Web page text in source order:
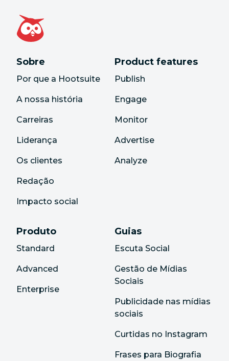
Sobre
Por que a Hootsuite
A nossa história
Carreiras
Liderança
Os clientes
Redação
Impacto social
Product features
Publish
Engage
Monitor
Advertise
Analyze
Produto
Standard
Advanced
Enterprise
Guias
Escuta Social
Gestão de Mídias
Sociais
Publicidade nas mídias
sociais
Curtidas no Instagram
Frases para Biografia